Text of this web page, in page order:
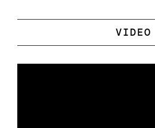
VIDEO